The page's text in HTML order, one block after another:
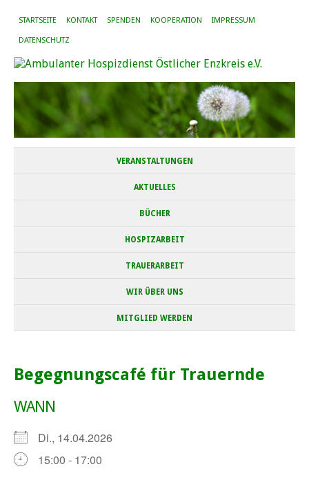
STARTSEITE KONTAKT SPENDEN KOOPERATION IMPRESSUM
DATENSCHUTZ
VERANSTALTUNGEN
AKTUELLES
BÜCHER
HOSPIZARBEIT
TRAUERARBEIT
WIR ÜBER UNS
MITGLIED WERDEN
Begegnungscafé für Trauernde
WANN
Di., 14.04.2026
15:00 - 17:00